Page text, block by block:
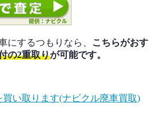
にするつもりなら、
こちらがおす
の2重取りが可能です。
買い取ります(ナビクル廃車買取)